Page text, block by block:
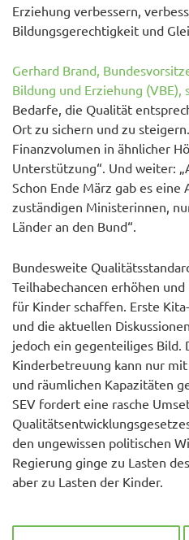
Erziehung verbessern,
Bildungsgerechtigkeit und
Gerhard Brand,
Bildung und Erziehung (VBE),
Bedarfe, die Qualität
Ort zu sichern und zu
Finanzvolumen in ähnlicher
Unterstützung“. Und weiter:
Schon Ende März gab es
zuständigen Ministerinnen,
Länder an den Bund“.
Bundesweite
Teilhabechancen erhöhen
für Kinder schaffen. Erste
und die aktuellen
jedoch ein gegenteiliges Bild.
Kinderbetreuung kann nur
und räumlichen Kapazitäten
SEV fordert eine rasche
den ungewissen politischen
Regierung ginge zu Lasten
aber zu Lasten der Kinder.